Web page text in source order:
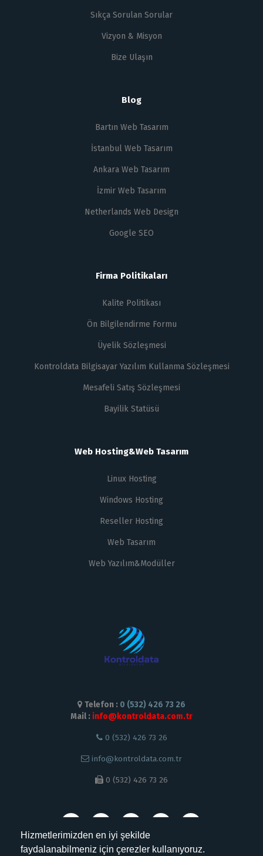
Hizmetlerimizden en iyi şekilde
faydalanabilmeniz için çerezler kullanıyoruz.
Sıkça Sorulan Sorular
Vizyon & Misyon
Bize Ulaşın
Blog
Bartın Web Tasarım
İstanbul Web Tasarım
Ankara Web Tasarım
İzmir Web Tasarım
Netherlands Web Design
Google SEO
Firma Politikaları
Kalite Politikası
Ön Bilgilendirme Formu
Üyelik Sözleşmesi
Kontroldata Bilgisayar Yazılım Kullanma Sözleşmesi
Mesafeli Satış Sözleşmesi
Bayilik Statüsü
Web Hosting&Web Tasarım
Linux Hosting
Windows Hosting
Reseller Hosting
Web Tasarım
Web Yazılım&Modüller
Telefon : 0 (532) 426 73 26
Mail : info@kontroldata.com.tr
0 (532) 426 73 26
info@kontroldata.com.tr
0 (532) 426 73 26